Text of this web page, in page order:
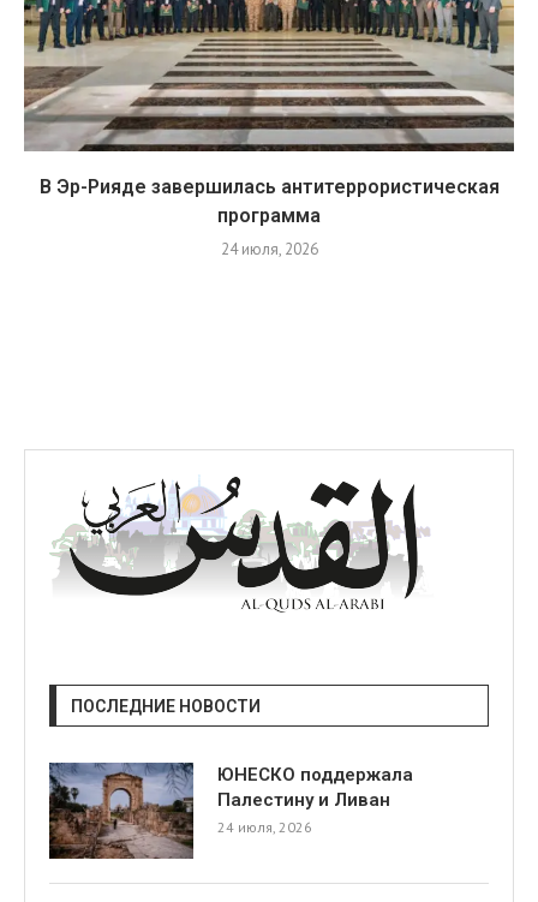
В Эр-Рияде завершилась антитеррористическая
программа
24 июля, 2026
ПОСЛЕДНИЕ НОВОСТИ
ЮНЕСКО поддержала
Палестину и Ливан
24 июля, 2026